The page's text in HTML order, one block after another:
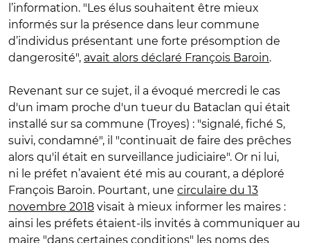
l’information. "Les élus souhaitent être mieux
informés sur la présence dans leur commune
d’individus présentant une forte présomption de
dangerosité", avait alors déclaré François Baroin.
Revenant sur ce sujet, il a évoqué mercredi le cas
d'un imam proche d'un tueur du Bataclan qui était
installé sur sa commune (Troyes) : "signalé, fiché S,
suivi, condamné", il "continuait de faire des prêches
alors qu'il était en surveillance judiciaire". Or ni lui,
ni le préfet n’avaient été mis au courant, a déploré
François Baroin. Pourtant, une circulaire du 13
novembre 2018 visait à mieux informer les maires :
ainsi les préfets étaient-ils invités à communiquer au
maire "dans certaines conditions" les noms des